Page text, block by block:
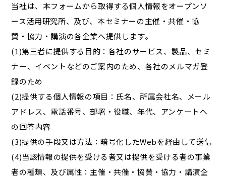
当社は、本フォームから取得する個人情報をオープンソ
ース活用研究所、及び、本セミナーの主催・共催・協
賛・協力・講演の各企業へ提供します。
(1)第三者に提供する目的：各社のサービス、製品、セミ
ナー、イベントなどのご案内のため、各社のメルマガ登
録のため
(2)提供する個人情報の項目：氏名、所属会社名、メール
アドレス、電話番号、部署・役職、年代、アンケートへ
の回答内容
(3)提供の手段又は方法：暗号化したWebを経由して送信
(4)当該情報の提供を受ける者又は提供を受ける者の事業
者の種類、及び属性：主催・共催・協賛・協力・講演企